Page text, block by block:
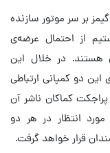
بر سر موتور سازنده
استیم از احتمال عرضه‌ی
هستند. در خلال این
دو کمپانی ارتباطی
کماکان ناشر آن
انتظار در هر دو
قرار خواهد گرفت.